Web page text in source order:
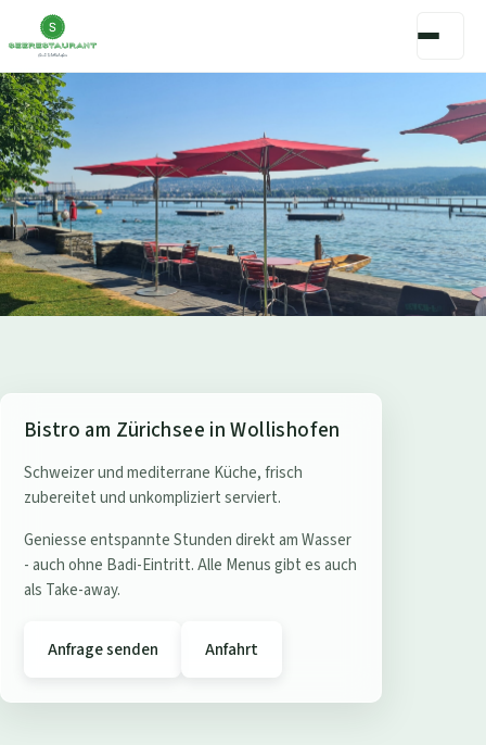
S
e
e
e
s
r
Bistro am Zürichsee in Wollishofen
Schweizer und mediterrane Küche, frisch
zubereitet und unkompliziert serviert.
Geniesse entspannte Stunden direkt am Wasser
- auch ohne Badi-Eintritt. Alle Menus gibt es auch
als Take-away.
Anfrage senden Anfahrt